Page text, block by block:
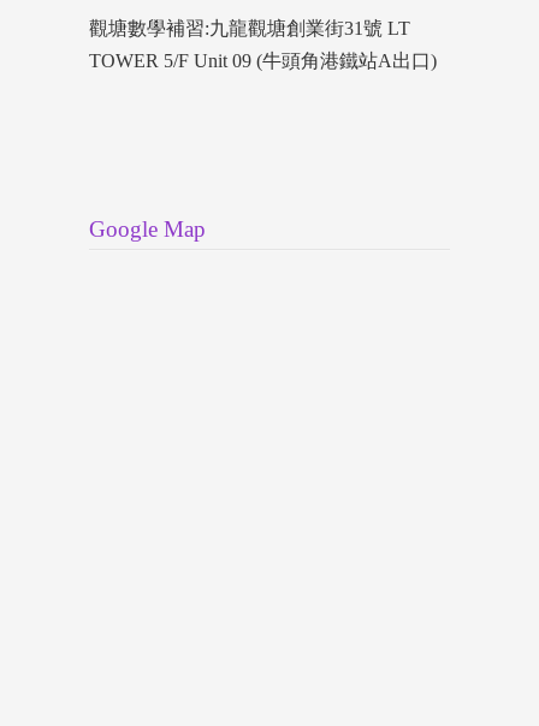
觀塘數學補習:九龍觀塘創業街31號 LT
TOWER 5/F Unit 09 (牛頭角港鐵站A出口)
Google Map